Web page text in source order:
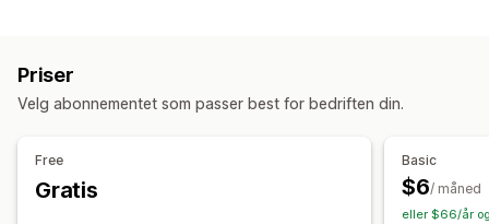
Priser
Velg abonnementet som passer best for bedriften din.
Free
Gratis
Basic
$6/ måned
eller $66/år